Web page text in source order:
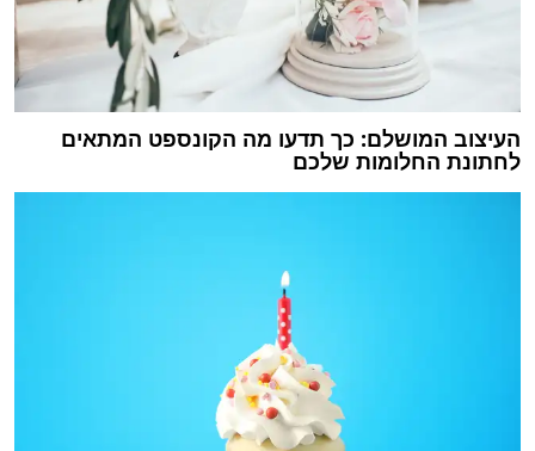
העיצוב המושלם: כך תדעו מה הקונספט המתאים
לחתונת החלומות שלכם